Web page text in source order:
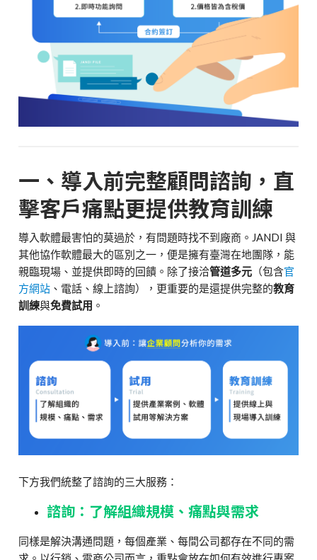
一、導入前完整顧問諮詢，直
擊客戶痛點更提供教育訓練
導入軟體最害怕的莫過於，有問題時找不到廠商。JANDI 與
其他協作軟體最大的區別之一，便是擁有臺灣在地團隊，能
親臨現場、並提供即時的回饋。 除了接洽管道多元 （包含官
方網站 、電話、線上諮詢），更重要的是還提供完整的教育
訓練與免費試用 。
下方我們統整了諮詢的三大服務：
諮詢：了解組織規模、痛點與需求
同樣是解決溝通問題，每個產業、每間公司都存在不同的需